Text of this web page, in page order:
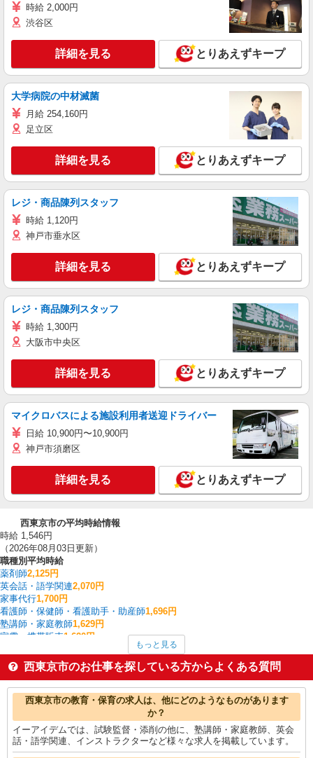
時給 2,000円
渋谷区
詳細を見る とりあえずキープ
大学病院の中材滅菌
月給 254,160円
足立区
詳細を見る とりあえずキープ
レジ・商品陳列スタッフ
時給 1,120円
神戸市垂水区
詳細を見る とりあえずキープ
レジ・商品陳列スタッフ
時給 1,300円
大阪市中央区
詳細を見る とりあえずキープ
マイクロバスによる施設利用者送迎ドライバー
日給 10,900円〜10,900円
神戸市須磨区
詳細を見る とりあえずキープ
西東京市の平均時給情報
時給 1,546円
（2026年08月03日更新）
職種別平均時給
薬剤師2,125円
英会話・語学関連2,070円
家事代行1,700円
看護師・保健師・看護助手・助産師1,696円
塾講師・家庭教師1,629円
家電・携帯販売1,620円
イベント・キャンペーン1,600円
介護職・ヘルパー 1,575円
一般・営業事務1,567円
西東京市の他の職種の平均時給を見る
もっと見る
西東京市のお仕事を探している方からよくある質問
西東京市の教育・保育の求人は、他にどのようなものがあります
か？
イーアイデムでは、試験監督・添削の他に、塾講師・家庭教師、英会
話・語学関連、インストラクターなど様々な求人を掲載しています。